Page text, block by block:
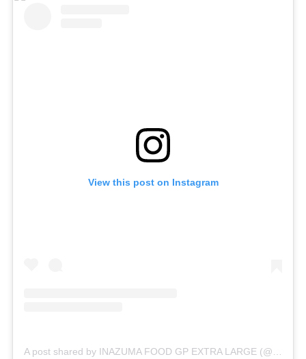
View this post on Instagram
A post shared by INAZUMA FOOD GP EXTRA LARGE (@inazumafood_gp)